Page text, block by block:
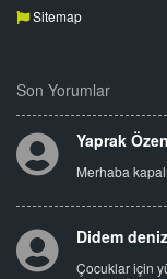
Sitemap
Son Yorumlar
Yaprak
Merhaba
Didem deniz
Çocuklar için